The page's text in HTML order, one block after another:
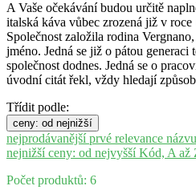
A Vaše očekávání budou určitě
italská káva vůbec zrozená již v
Společnost založila rodina
jméno. Jedná se již o pátou generaci
společnost dodnes. Jedná se o
úvodní citát řekl, vždy hledají
Třídit podle:
ceny: od nejnižší
nejprodávanější prvé relevance
nejnižšíceny: od nejvyššíKód, A až
Počet produktů: 6